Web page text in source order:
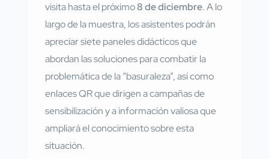
visita hasta el próximo8 de diciembre. A lo
largo de la muestra, los asistentes podrán
apreciar siete paneles didácticos que
abordan las soluciones para combatir la
problemática de la “basuraleza”, así como
enlaces QR que dirigen a campañas de
sensibilización y a información valiosa que
ampliará el conocimiento sobre esta
situación.